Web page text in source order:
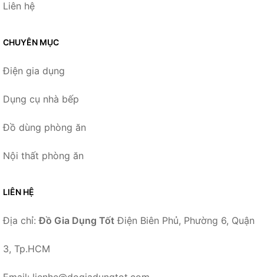
Liên hệ
CHUYÊN MỤC
Điện gia dụng
Dụng cụ nhà bếp
Đồ dùng phòng ăn
Nội thất phòng ăn
LIÊN HỆ
Địa chỉ:Đồ Gia Dụng Tốt Điện Biên Phủ, Phường 6, Quận
3, Tp.HCM